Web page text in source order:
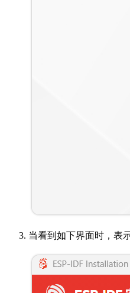
当看到如下界面时，表